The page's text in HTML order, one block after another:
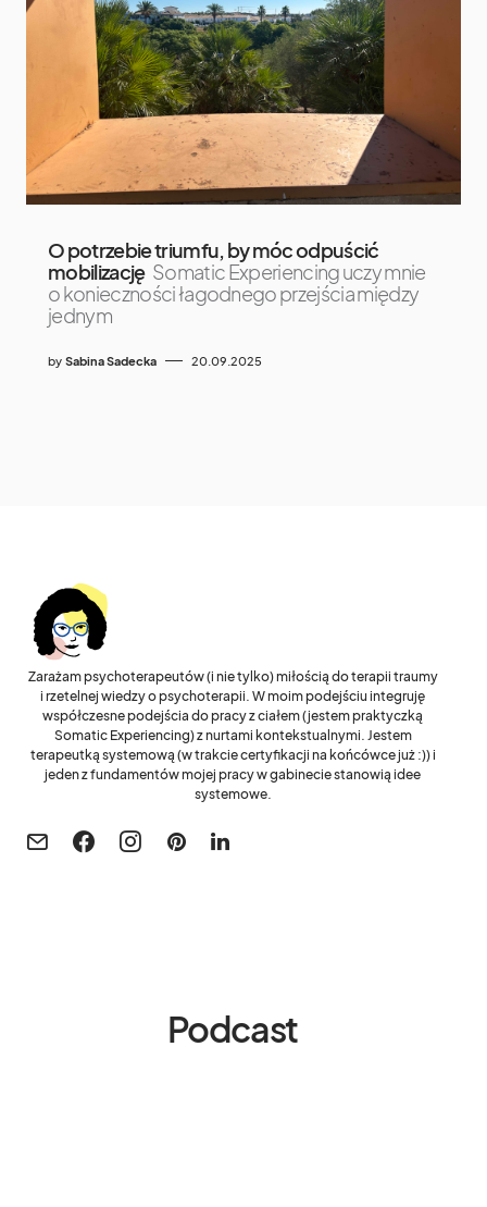
O potrzebie triumfu, by móc odpuścić
mobilizację Somatic Experiencing uczy mnie
o konieczności łagodnego przejścia między
jednym
by Sabina Sadecka 20.09.2025
Zarażam psychoterapeutów (i nie tylko) miłością do terapii traumy
i rzetelnej wiedzy o psychoterapii. W moim podejściu integruję
współczesne podejścia do pracy z ciałem (jestem praktyczką
Somatic Experiencing) z nurtami kontekstualnymi. Jestem
terapeutką systemową (w trakcie certyfikacji na końcówce już :)) i
jeden z fundamentów mojej pracy w gabinecie stanowią idee
systemowe.
Podcast